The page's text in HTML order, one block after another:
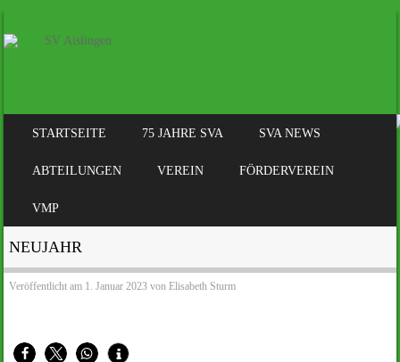
MENÜ
SKIP TO CONTENT
STARTSEITE 75 JAHRE SVA SVA NEWS
ABTEILUNGEN VEREIN FÖRDERVEREIN
VMP
NEUJAHR
Veröffentlicht am 1. Januar 2023 vonElisabeth Sturm